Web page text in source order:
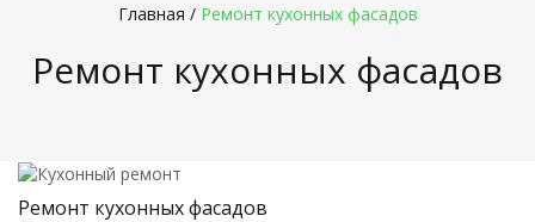
Главная / Ремонт кухонных фасадов
Ремонт кухонных фасадов
Ремонт кухонных фасадов